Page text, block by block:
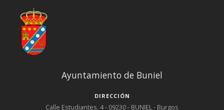
Ayuntamiento de Buniel
DIRECCIÓN
Calle Estudiantes, 4 - 09230 - BUNIEL - Burgos